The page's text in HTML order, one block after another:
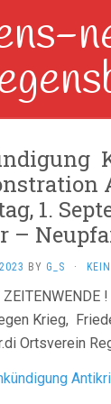
1.
–
BY G_S ·
Krieg,
Ortsverein